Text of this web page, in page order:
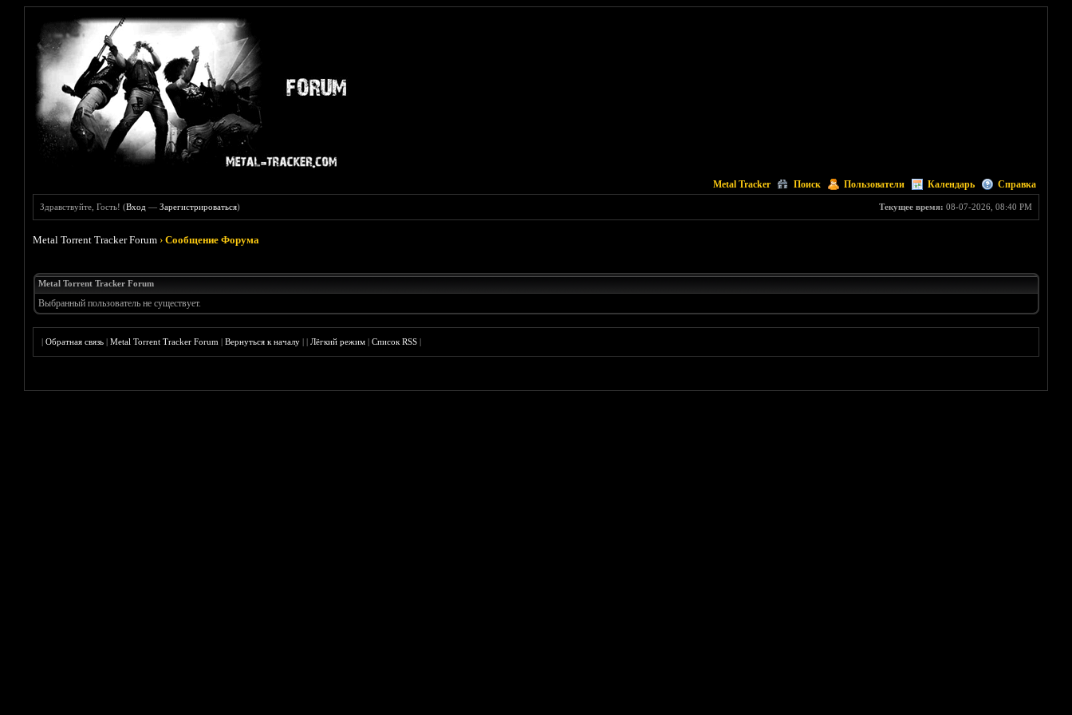
Metal Tracker Поиск Пользователи Календарь Справка
Текущее время: 08-07-2026, 08:40 PM
Здравствуйте, Гость! (Вход —Зарегистрироваться)
Metal Torrent Tracker Forum ›Сообщение Форума
Metal Torrent Tracker Forum
Выбранный пользователь не существует.
|Обратная связь |Metal Torrent Tracker Forum |Вернуться к началу ||Лёгкий режим |Список RSS |